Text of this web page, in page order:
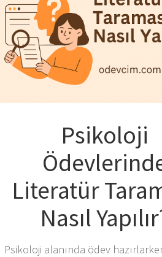
Psikoloji
Literatür
Nasıl
Psikoloji alanında ödev